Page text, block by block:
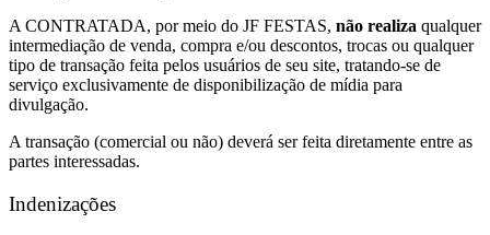
A CONTRATADA, por meio do JF FESTAS, não realiza qualquer
intermediação de venda, compra e/ou descontos, trocas ou qualquer
tipo de transação feita pelos usuários de seu site, tratando-se de
serviço exclusivamente de disponibilização de mídia para
divulgação.
A transação (comercial ou não) deverá ser feita diretamente entre as
partes interessadas.
Indenizações